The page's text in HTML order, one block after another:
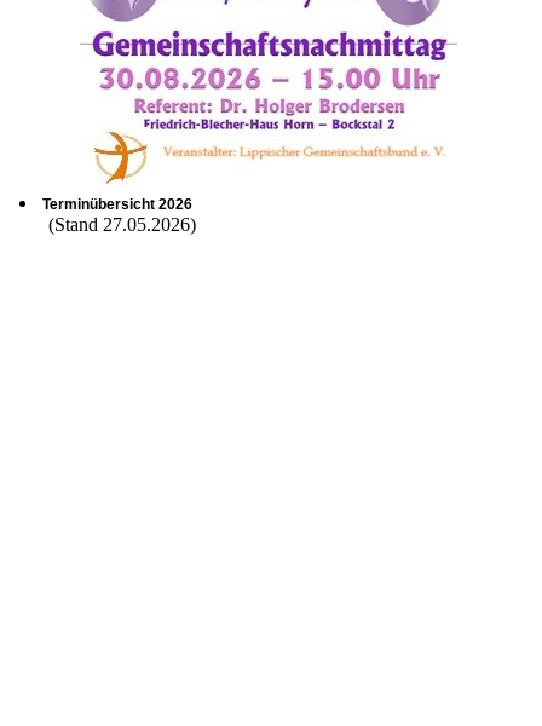
Terminübersicht 2026
(Stand 27.05.2026)